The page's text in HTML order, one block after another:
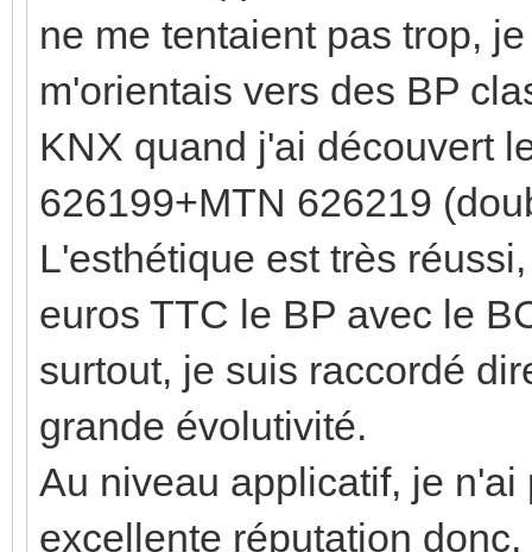
ne me tentaient pas trop,
m'orientais vers des BP
KNX quand j'ai découvert
626199+MTN 626219
L'esthétique est très
euros TTC le BP avec le
surtout, je suis raccordé
grande évolutivité.
Au niveau applicatif, je
excellente réputation